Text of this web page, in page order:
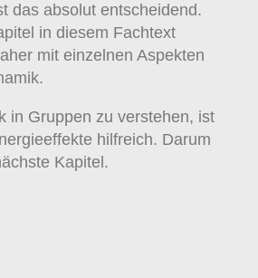
das absolut entscheidend.
in diesem Fachtext
mit einzelnen Aspekten
in Gruppen zu verstehen, ist
hilfreich. Darum
Kapitel.